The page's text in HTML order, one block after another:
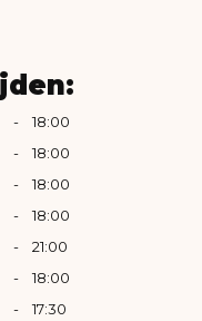
-
18:00
-
18:00
-
18:00
-
18:00
-
21:00
-
18:00
-
17:30